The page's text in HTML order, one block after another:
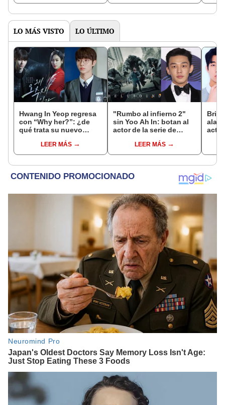
LO MÁS VISTO LO ÚLTIMO
Hwang In Yeop regresa
con “Why her?”: ¿de
qué trata su nuevo
of magic”?LEER MÁS
"Rumbo al infierno 2"
sin Yoo Ah In: botan al
actor de la serie de
drogasLEER MÁS